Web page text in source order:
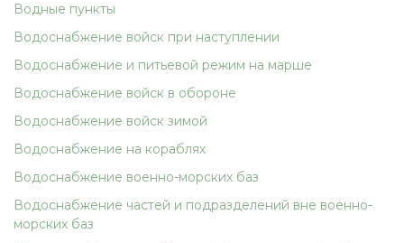
Водные пункты
Водоснабжение войск при наступлении
Водоснабжение и питьевой режим на марше
Водоснабжение войск в обороне
Водоснабжение войск зимой
Водоснабжение на кораблях
Водоснабжение военно-морских баз
Водоснабжение частей и подразделений вне военно-
морских баз